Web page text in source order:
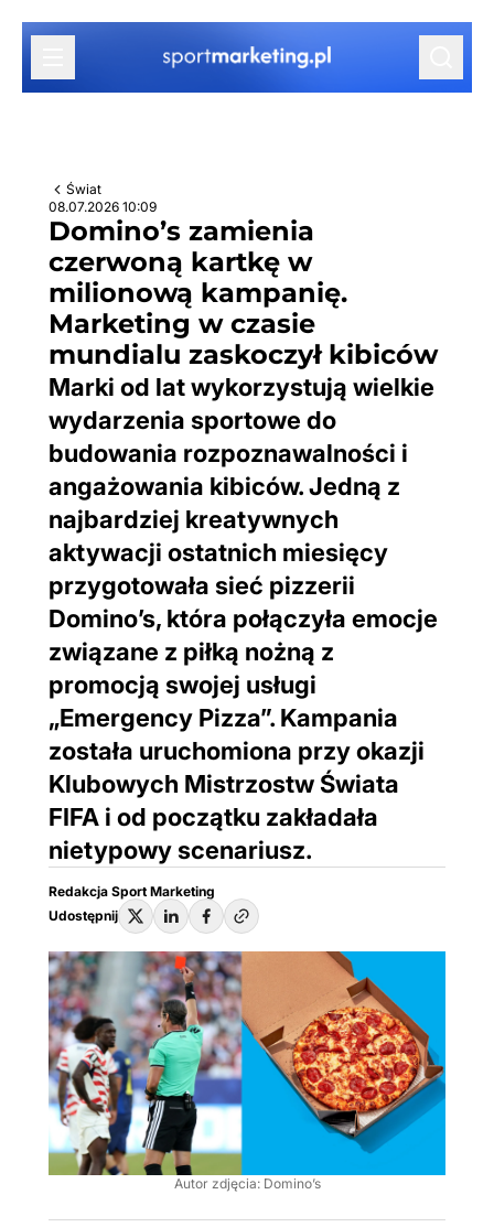
Przejdź do treści
Świat
08.07.2026 10:09
Domino’s zamienia
czerwoną kartkę w
milionową kampanię.
Marketing w czasie
mundialu zaskoczył kibiców
Marki od lat wykorzystują wielkie
wydarzenia sportowe do
budowania rozpoznawalności i
angażowania kibiców. Jedną z
najbardziej kreatywnych
aktywacji ostatnich miesięcy
przygotowała sieć pizzerii
Domino’s, która połączyła emocje
związane z piłką nożną z
promocją swojej usługi
„Emergency Pizza”. Kampania
została uruchomiona przy okazji
Klubowych Mistrzostw Świata
FIFA i od początku zakładała
nietypowy scenariusz.
Redakcja Sport Marketing
Udostępnij
Autor zdjęcia: Domino’s